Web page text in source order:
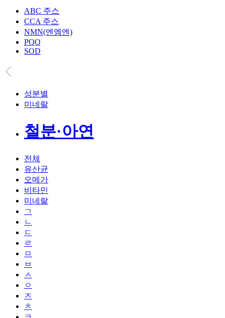
ABC 주스
CCA 주스
NMN(엔엠엔)
PQQ
SOD
성분별
미네랄
철분·아연
전체
유산균
오메가
비타민
미네랄
ㄱ
ㄴ
ㄷ
ㄹ
ㅁ
ㅂ
ㅅ
ㅇ
ㅈ
ㅊ